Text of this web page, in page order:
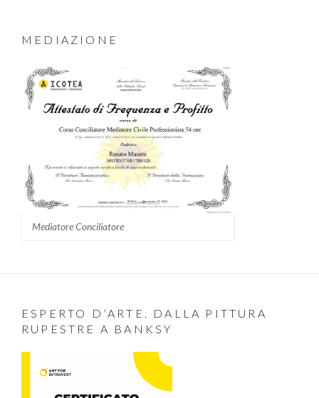
MEDIAZIONE
Mediatore Conciliatore
ESPERTO D’ARTE. DALLA PITTURA
RUPESTRE A BANKSY